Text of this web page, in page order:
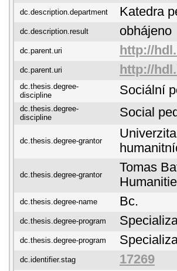
dc.description.department Katedra
dc.description.result obhájeno
dc.parent.uri http://
dc.parent.uri http://
dc.thesis.degree-
discipline
Sociální
dc.thesis.degree-
discipline
Social
dc.thesis.degree-grantor
dc.thesis.degree-grantor
Tomas
dc.thesis.degree-name Bc.
dc.thesis.degree-program
dc.thesis.degree-program
dc.identifier.stag 17269